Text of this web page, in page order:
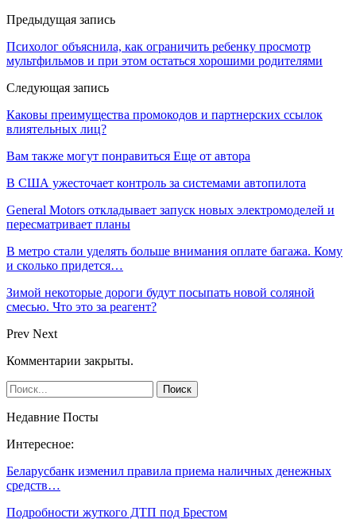
Предыдущая запись
Психолог объяснила, как ограничить ребенку просмотр
мультфильмов и при этом остаться хорошими родителями
Следующая запись
Каковы преимущества промокодов и партнерских ссылок
влиятельных лиц?
Вам также могут понравиться Еще от автора
В США ужесточает контроль за системами автопилота
General Motors откладывает запуск новых электромоделей и
пересматривает планы
В метро стали уделять больше внимания оплате багажа. Кому
и сколько придется…
Зимой некоторые дороги будут посыпать новой соляной
смесью. Что это за реагент?
Prev Next
Комментарии закрыты.
Недавние Посты
Интересное:
Беларусбанк изменил правила приема наличных денежных
средств…
Подробности жуткого ДТП под Брестом